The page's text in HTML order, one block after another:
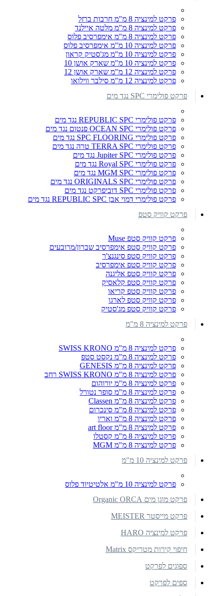
פרקט למינציה 8 מ"מ חרבות ברזל
פרקט למינציה 8 מ"מ מלטה איילנד
פרקט למינציה 8 מ"מ אימפרסיב פלוס
פרקט למינציה 10 מ"מ אימפרסיב פלוס
פרקט למינציה 10 מ"מ מג'סטיק קראון
פרקט למינציה 10 מ"מ שארק אושן 10
פרקט למינציה 12 מ"מ שארק אושן 12
פרקט למינציה 12 מ"מ סילבר ווילואו
פרקט פולימרי SPC נגד מים
פרקט פולימרי REPUBLIC SPC נגד מים
פרקט פולימרי OCEAN SPC פנטום נגד מים
פרקט פולימרי SPC FLOORING נגד מים
פרקט פולימרי TERRA SPC טרה נגד מים
פרקט פולימרי Jupiter SPC נגד מים
פרקט פולימרי Royal SPC נגד מים
פרקט פולימרי MGM SPC נגד מים
פרקט פולימרי ORIGINALS SPC נגד מים
פרקט פולימרי SPC דוביפרקט נגד מים
פרקט פולימרי דמוי אבן REPUBLIC SPC נגד מים
פרקט קוויק סטפ
פרקט קוויק סטפ Muse
פרקט קוויק סטפ אימפרסיב שברון/מרובעים
פרקט קוויק סטפ סינגנצ'ר
פרקט קוויק סטפ אימפרסיב
פרקט קוויק סטפ אליגנה
פרקט קוויק סטפ קלאסיק
פרקט קוויק סטפ קריאו
פרקט קוויק סטפ לארגו
פרקט קוויק סטפ מג'סטיק
פרקט למינציה 8 מ"מ
פרקט למינציה 8 מ"מ SWISS KRONO
פרקט למינציה 8 מ"מ נקסט סטפ
פרקט למינציה 8 מ"מ GENESIS
פרקט למינציה 8 מ"מ SWISS KRONO רחב
פרקט למינציה 8 מ"מ יורוהום
פרקט למינציה 8 מ"מ סופר נטורל
פרקט למינציה 8 מ"מ Classen
פרקט למינציה 8 מ"מ סינכרום
פרקט למינציה 8 מ"מ ואריו
פרקט למינציה 8 מ"מ art floor
פרקט למינציה 8 מ"מ קסטלו
פרקט למינציה 8 מ"מ MGM
פרקט למינציה 10 מ"מ
פרקט למינציה 10 מ"מ אלטיטיוד פלוס
פרקט מוגן מים Organic ORCA
פרקט מייסטר MEISTER
פרקט למינציה HARO
חיפוי קירות מטריקס Matrix
ספוגים לפרקט
ספים לפרקט